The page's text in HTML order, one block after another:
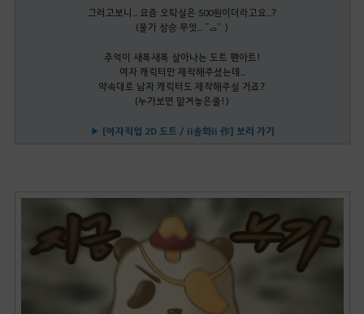
그러고보니.. 요즘 오락실은 500원이더라고요..?
(물가 상승 무엇.. ¯ࡇ¯ )
추억이 새록새록 살아나는 도트 팬아트!
여자 캐릭터만 제작해주셨는데..
약속대로 남자 캐릭터도 제작해주실 거죠?
(누가보면 맡겨놓은줄!)
▶ [여자직업 2D 도트 / ii송화ii 作] 보러 가기